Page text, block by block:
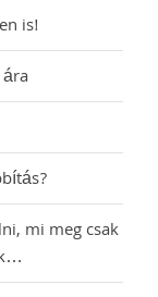
is!
mi meg csak